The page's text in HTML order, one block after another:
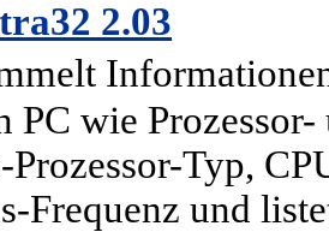
2.03
PC wie Prozessor-
Prozessor-Typ,
Frequenz und